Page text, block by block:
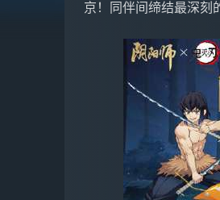
京！同伴间缔结最深